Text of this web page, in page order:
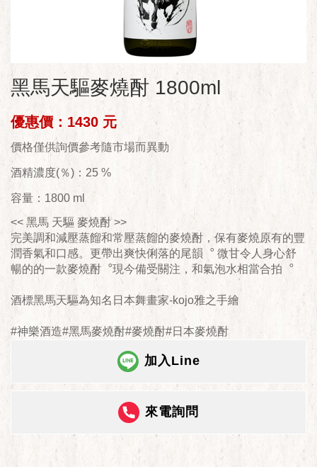
黑馬天驅麥燒酎 1800ml
優惠價：1430 元
價格僅供詢價參考隨市場而異動
酒精濃度(％)：25 %
容量：1800 ml
<< 黑馬 天驅 麥燒酎 >>
完美調和減壓蒸餾和常壓蒸餾的麥燒酎，保有麥燒原有的豐
潤香氣和口感。更帶出爽快俐落的尾韻︒ 微甘令人身心舒
暢的的一款麥燒酎︒現今備受關注，和氣泡水相當合拍︒
酒標黑馬天驅為知名日本舞畫家-kojo雅之手繪
#神樂酒造#黑馬麥燒酎#麥燒酎#日本麥燒酎
加入Line
來電詢問